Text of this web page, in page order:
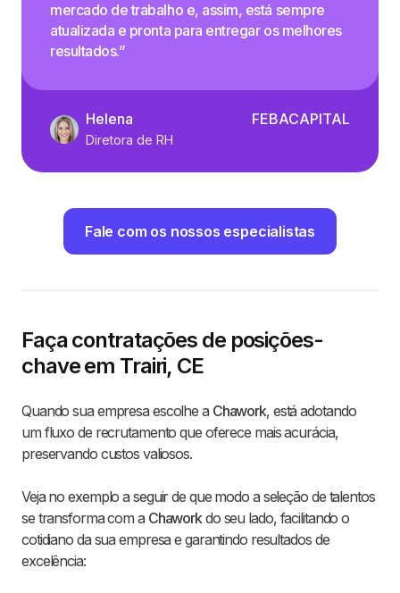
mercado de trabalho e, assim, está sempre
atualizada e pronta para entregar os melhores
resultados.”
Helena
Diretora de RH
FEBACAPITAL
Fale com os nossos especialistas
Faça contratações de posições-
chave em Trairi, CE
Quando sua empresa escolhe a Chawork, está adotando
um fluxo de recrutamento que oferece mais acurácia,
preservando custos valiosos.
Veja no exemplo a seguir de que modo a seleção de talentos
se transforma com a Chaworkdo seu lado, facilitando o
cotidiano da sua empresa e garantindo resultados de
excelência: